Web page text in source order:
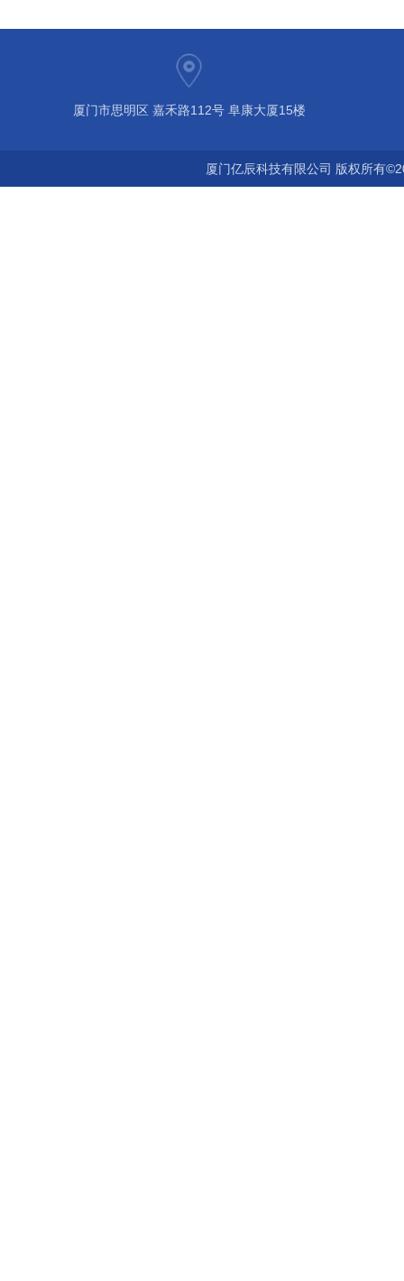
厦门市思明区 嘉禾路112号 阜康大厦15楼
厦门亿辰科技有限公司 版权所有